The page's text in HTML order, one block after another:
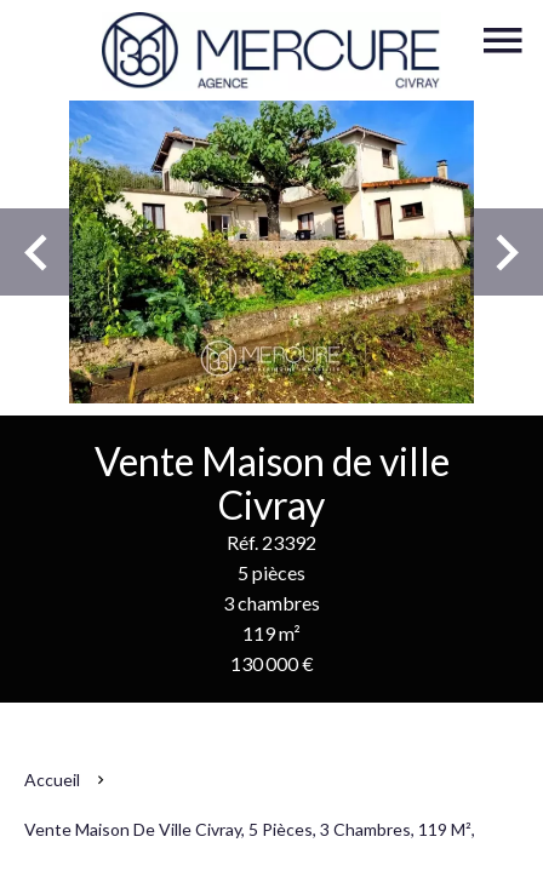
Vente Maison de ville
Civray
Réf. 23392
5 pièces
3 chambres
119 m²
130 000 €
Accueil
Vente Maison De Ville Civray, 5 Pièces, 3 Chambres, 119 M²,